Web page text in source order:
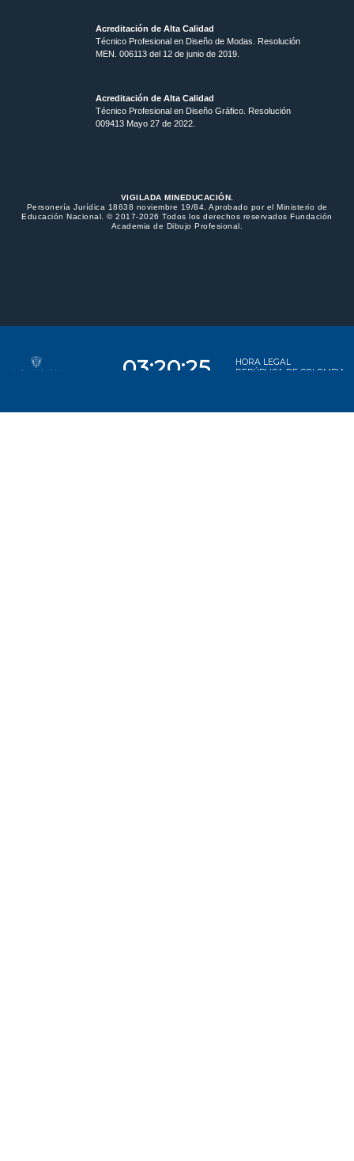
Acreditación de Alta Calidad
Técnico Profesional en Diseño de Modas. Resolución
MEN. 006113 del 12 de junio de 2019.
Acreditación de Alta Calidad
Técnico Profesional en Diseño Gráfico. Resolución
009413 Mayo 27 de 2022.
VIGILADA MINEDUCACIÓN.
Personería Jurídica 18638 noviembre 19/84. Aprobado por el Ministerio de
Educación Nacional. © 2017-2026 Todos los derechos reservados Fundación
Academia de Dibujo Profesional.